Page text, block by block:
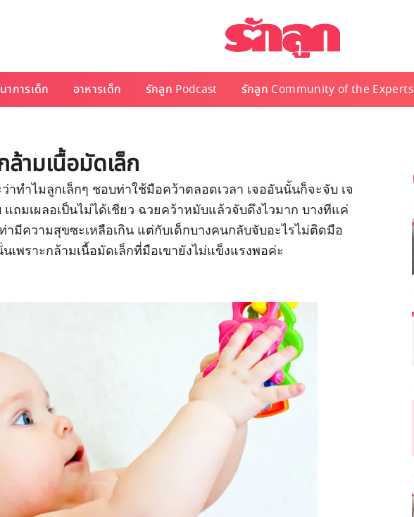
การเด็ก อาหารเด็ก รักลูก Podcast รักลูก Community of the Experts
ามเนื้อมัดเล็ก
ทำไมลูกเล็กๆ ชอบท่าใช้มือคว้าตลอดเวลา เจออันนั้นก็จะจับ เจ
ถมเผลอเป็นไม่ได้เชียว ฉวยคว้าหมับแล้วจับดึงไวมาก บางทีแค่
ามีความสุขซะเหลือเกิน แต่กับเด็กบางคนกลับจับอะไรไม่ติดมือ
เพราะกล้ามเนื้อมัดเล็กที่มือเขายังไม่แข็งแรงพอค่ะ